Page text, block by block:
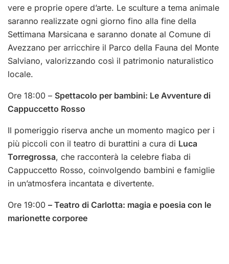
vere e proprie opere d’arte. Le sculture a tema animale
saranno realizzate ogni giorno fino alla fine della
Settimana Marsicana e saranno donate al Comune di
Avezzano per arricchire il Parco della Fauna del Monte
Salviano, valorizzando così il patrimonio naturalistico
locale.
Ore 18:00 – Spettacolo per bambini: Le Avventure di
Cappuccetto Rosso
Il pomeriggio riserva anche un momento magico per i
più piccoli con il teatro di burattini a cura di Luca
Torregrossa, che racconterà la celebre fiaba di
Cappuccetto Rosso, coinvolgendo bambini e famiglie
in un’atmosfera incantata e divertente.
Ore 19:00 – Teatro di Carlotta: magia e poesia con le
marionette corporee